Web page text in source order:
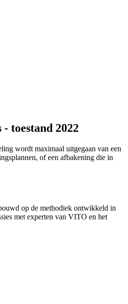
toestand 2022
wordt maximaal uitgegaan van een
of een afbakening die in
op de methodiek ontwikkeld in
met experten van VITO en het